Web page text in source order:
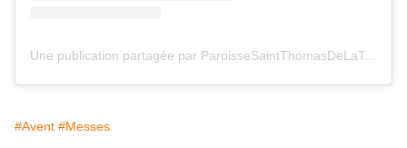
Une publication partagée par ParoisseSaintThomasDeLaTouques (@paroisse_deauville_trouville)
#Avent #Messes